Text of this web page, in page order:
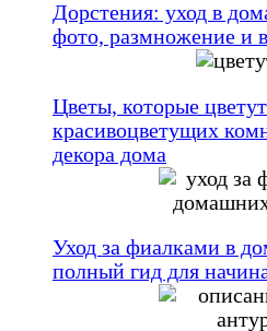
Дорстения: уход в
фото, размножение и
Цветы, которые
красивоцветущих
декора дома
Уход за фиалками в
полный гид для